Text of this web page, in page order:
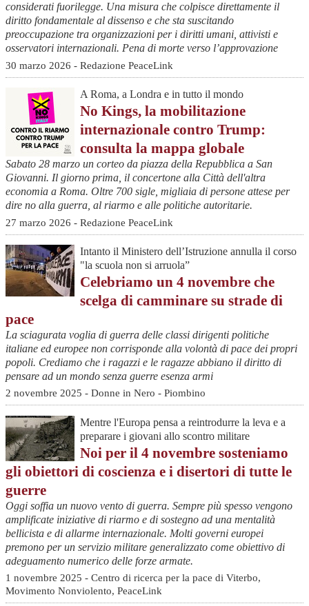
considerati fuorilegge. Una misura che colpisce direttamente il
diritto fondamentale al dissenso e che sta suscitando
preoccupazione tra organizzazioni per i diritti umani, attivisti e
osservatori internazionali. Pena di morte verso l’approvazione
30 marzo 2026 - Redazione PeaceLink
A Roma, a Londra e in tutto il mondo
No Kings, la mobilitazione
internazionale contro Trump:
consulta la mappa globale
Sabato 28 marzo un corteo da piazza della Repubblica a San
Giovanni. Il giorno prima, il concertone alla Città dell'altra
economia a Roma. Oltre 700 sigle, migliaia di persone attese per
dire no alla guerra, al riarmo e alle politiche autoritarie.
27 marzo 2026 - Redazione PeaceLink
Intanto il Ministero dell’Istruzione annulla il corso
"la scuola non si arruola”
Celebriamo un 4 novembre che
scelga di camminare su strade di
pace
La sciagurata voglia di guerra delle classi dirigenti politiche
italiane ed europee non corrisponde alla volontà di pace dei propri
popoli. Crediamo che i ragazzi e le ragazze abbiano il diritto di
pensare ad un mondo senza guerre esenza armi
2 novembre 2025 - Donne in Nero - Piombino
Mentre l'Europa pensa a reintrodurre la leva e a
preparare i giovani allo scontro militare
Noi per il 4 novembre sosteniamo
gli obiettori di coscienza e i disertori di tutte le
guerre
Oggi soffia un nuovo vento di guerra. Sempre più spesso vengono
amplificate iniziative di riarmo e di sostegno ad una mentalità
bellicista e di allarme internazionale. Molti governi europei
premono per un servizio militare generalizzato come obiettivo di
adeguamento numerico delle forze armate.
1 novembre 2025 - Centro di ricerca per la pace di Viterbo,
Movimento Nonviolento, PeaceLink